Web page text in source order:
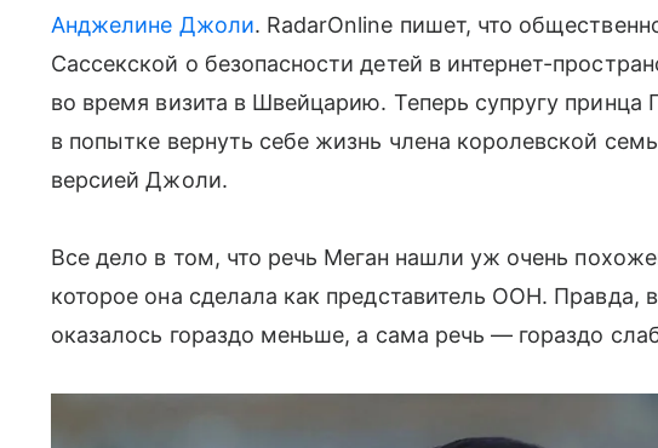
Анджелине Джоли. RadarOnline пишет, что
Сассекской о безопасности детей в интернет-
во время визита в Швейцарию. Теперь супругу принца
в попытке вернуть себе жизнь члена королевской
версией Джоли.
Все дело в том, что речь Меган нашли уж очень
которое она сделала как представитель ООН. Правда,
оказалось гораздо меньше, а сама речь — гораздо